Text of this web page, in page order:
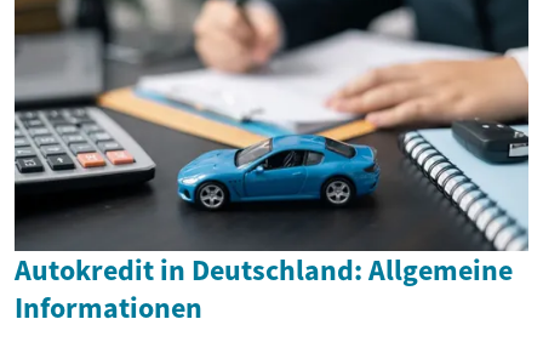
Autokredit in Deutschland: Allgemeine
Informationen